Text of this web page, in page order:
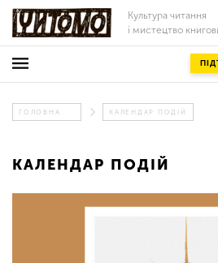
Культура читання
і мистецтво
ГОЛОВНА КАЛЕНДАР ПОДІЙ
КАЛЕНДАР ПОДІЙ